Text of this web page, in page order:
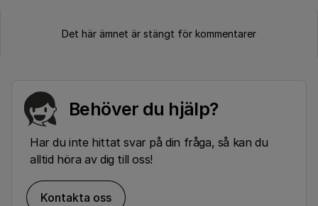
Det här ämnet är stängt för kommentarer
Behöver du hjälp?
Har du inte hittat svar på din fråga, så kan du
alltid höra av dig till oss!
Kontakta oss